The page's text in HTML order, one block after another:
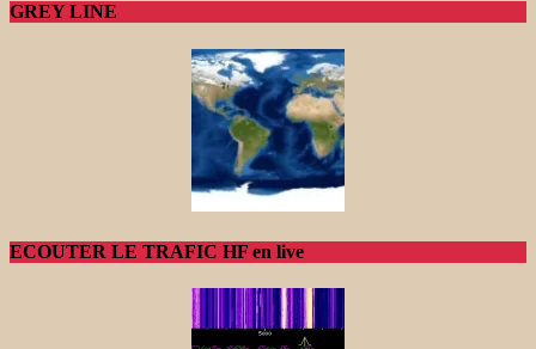
GREY LINE
ECOUTER LE TRAFIC HF en live